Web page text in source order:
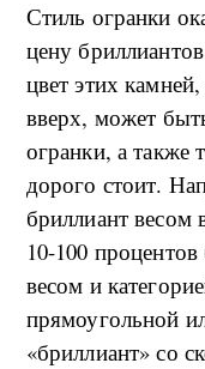
Стиль огранки
цену
цвет этих
вверх, может
огранки, а также
дорого стоит.
бриллиант весом
10-100
весом и
прямоугольной
«бриллиант» со